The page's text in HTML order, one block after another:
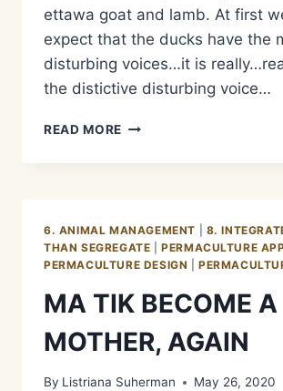
ettawa goat and lamb. At first
expect that the ducks have the
disturbing voices…it is
the distictive disturbing voice…
READ MORE OUR
FREE
6. ANIMAL MANAGEMENT
8.
THAN SEGREGATE |PERMACULTURE
PERMACULTURE DESIGN |
MA TIK BECOME A
MOTHER, AGAIN
By Listriana Suherman May 26, 2020